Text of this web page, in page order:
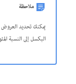
ملاحظة
يمكنك تحديد العروض
البكسل إلى النسبة